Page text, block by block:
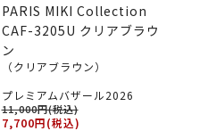
PARIS MIKI Collection
CAF-3205U クリアブラウ
ン
（クリアブラウン）
プレミアムバザール2026
11,000円(税込)
7,700円(税込)